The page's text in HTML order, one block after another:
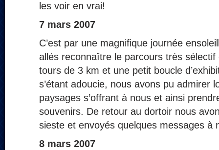
les voir en vrai!
7 mars 2007
C’est par une magnifique journée
allés reconnaître le parcours très
tours de 3 km et une petit boucle
s’étant adoucie, nous avons pu admirer
paysages s’offrant à nous et ainsi
souvenirs. De retour au dortoir nous
sieste et envoyés quelques messages à
8 mars 2007